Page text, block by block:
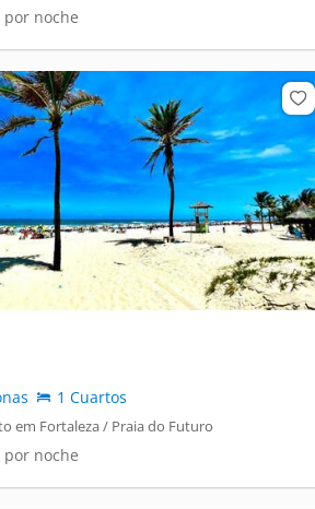
por noche
1 Cuartos
em Fortaleza / Praia do Futuro
por noche